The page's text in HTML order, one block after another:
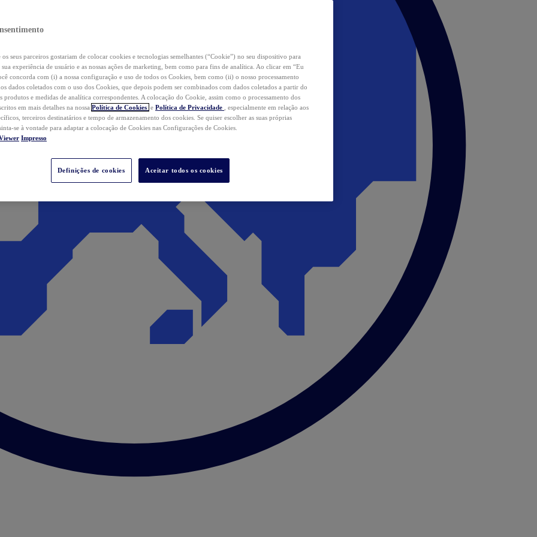
os seus parceiros gostariam de colocar cookies e tecnologias semelhantes (“Cookie”) no seu dispositivo para
experiência de usuário e as nossas ações de marketing, bem como para fins de analítica. Ao clicar em “Eu
concorda com (i) a nossa configuração e uso de todos os Cookies, bem como (ii) o nosso processamento
dados coletados com o uso dos Cookies, que depois podem ser combinados com dados coletados a partir do
produtos e medidas de analítica correspondentes. A colocação do Cookie, assim como o processamento dos
em mais detalhes na nossa Política de Cookies e Política de Privacidade
, especialmente em relação aos
terceiros destinatários e tempo de armazenamento dos cookies. Se quiser escolher as suas próprias
se à vontade para adaptar a colocação de Cookies nas Configurações de Cookies.
Impresso
Definições de cookies Aceitar todos os cookies